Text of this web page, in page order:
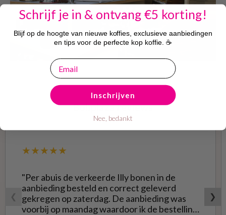
Bobplaza reviews
❮
★★★★★
"Per abuis de verkeerde Illy bonen in de
aanbieding besteld en correct geleverd
gekregen op zaterdag. De aanbieding was
voorbij op maandag waardoor ik de bestelling
❯
Schrijf je in & ontvang €5 korting!
Blijf op de hoogte van nieuwe koffies, exclusieve aanbiedingen
en tips voor de perfecte kop koffie. ☕
email
Inschrijven
Nee, bedankt